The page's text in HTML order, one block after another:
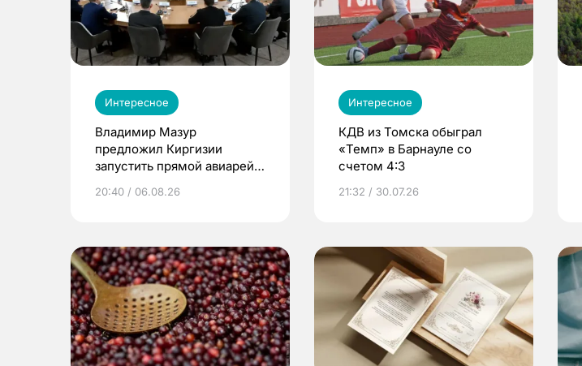
Интересное
Владимир Мазур
предложил Киргизии
запустить прямой авиарейс
20:40 / 06.08.26
Интересное
КДВ из Томска обыграл
«Темп» в Барнауле со
счетом 4:3
21:32 / 30.07.26